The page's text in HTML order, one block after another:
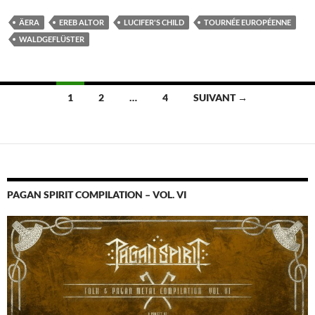
ÄERA EREB ALTOR LUCIFER'S CHILD
TOURNÉE EUROPÉENNE
WALDGEFLÜSTER
Navigation
articles
1 2 … 4 SUIVANT →
PAGAN SPIRIT COMPILATION – VOL. VI